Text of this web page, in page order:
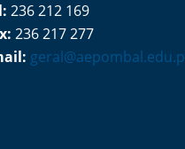
236 212 169
236 217 277